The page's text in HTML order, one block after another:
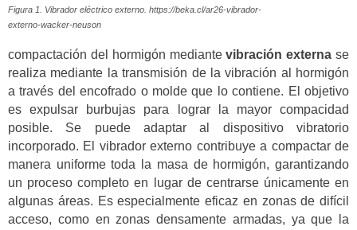
Figura 1. Vibrador eléctrico externo. https://beka.cl/ar26-vibrador-
externo-wacker-neuson
compactación del hormigón mediantevibración externa se
realiza mediante la transmisión de la vibración al hormigón
a través del encofrado o molde que lo contiene. El objetivo
es expulsar burbujas para lograr la mayor compacidad
posible. Se puede adaptar al dispositivo vibratorio
incorporado. El vibrador externo contribuye a compactar de
manera uniforme toda la masa de hormigón, garantizando
un proceso completo en lugar de centrarse únicamente en
algunas áreas. Es especialmente eficaz en zonas de difícil
acceso, como en zonas densamente armadas, ya que la